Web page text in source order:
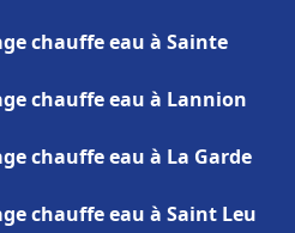
chauffe eau à Sainte
chauffe eau à Lannion
chauffe eau à La Garde
chauffe eau à Saint Leu